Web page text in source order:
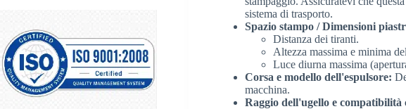
sistema di trasporto.
Spazio stampo / Dimensioni
Distanza dei tiranti.
Altezza massima e minima
Luce diurna massima
Corsa e modello dell'espulsore:
macchina.
Raggio dell'ugello e compatibilità